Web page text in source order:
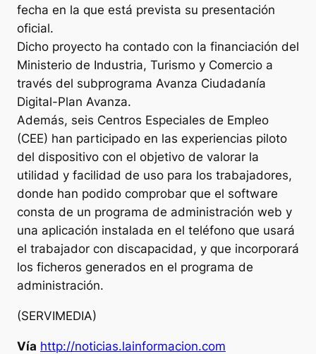
fecha en la que está prevista su presentación
oficial.
Dicho proyecto ha contado con la financiación del
Ministerio de Industria, Turismo y Comercio a
través del subprograma Avanza Ciudadanía
Digital-Plan Avanza.
Además, seis Centros Especiales de Empleo
(CEE) han participado en las experiencias piloto
del dispositivo con el objetivo de valorar la
utilidad y facilidad de uso para los trabajadores,
donde han podido comprobar que el software
consta de un programa de administración web y
una aplicación instalada en el teléfono que usará
el trabajador con discapacidad, y que incorporará
los ficheros generados en el programa de
administración.
(SERVIMEDIA)
Vía http://noticias.lainformacion.com